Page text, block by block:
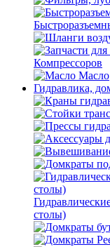
Компрессоров
Масло
Гидравлика,
столы)